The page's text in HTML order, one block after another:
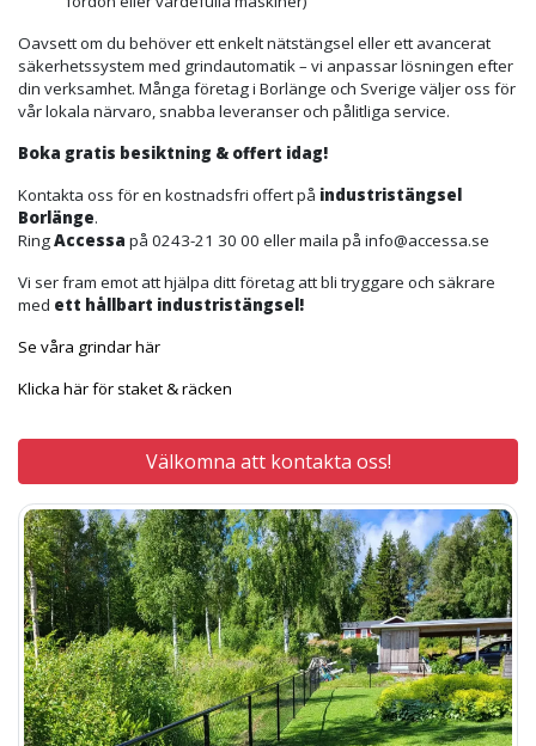
Oavsett om du behöver ett enkelt nätstängsel eller ett avancerat
säkerhetssystem med grindautomatik – vi anpassar lösningen efter
din verksamhet. Många företag i Borlänge och Sverige väljer oss för
vår lokala närvaro, snabba leveranser och pålitliga service.
Boka gratis besiktning & offert idag!
Kontakta oss för en kostnadsfri offert på industristängsel
Borlänge.
RingAccessa på 0243-21 30 00 eller maila på info@accessa.se
Vi ser fram emot att hjälpa ditt företag att bli tryggare och säkrare
med ett hållbart industristängsel!
Se våra grindar här
Klicka här för staket & räcken
Välkomna att kontakta oss!